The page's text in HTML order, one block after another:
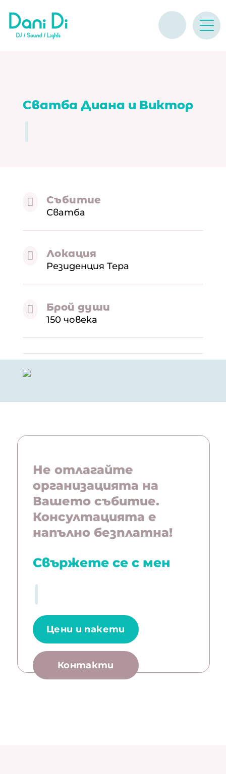
Сватба Диана и Виктор

Събитие
Сватба

Локация
Резиденция Тера

Брой души
150 човека
Не отлагайте
организацията на
Вашето събитие.
Консултацията е
напълно безплатна!
Свържете се с мен
Цени и пакети
Контакти